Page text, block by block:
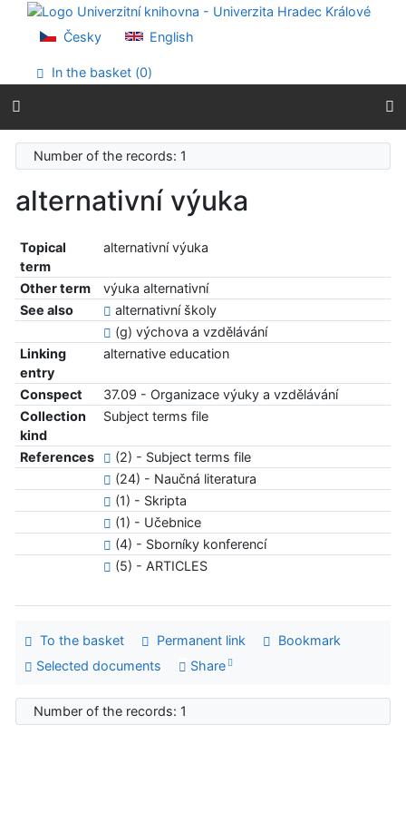
Go to content
Go to menu
Accessibility declaration
Česky English
In the basket (0)
Number of the records: 1
alternativní výuka
Topical
term
alternativní výuka
Other term
výuka alternativní
See also
alternativní školy
(g) výchova a vzdělávání
Linking
entry
alternative education
Conspect
37.09 - Organizace výuky a vzdělávání
Collection
kind
Subject terms file
References
(2) - Subject terms file
(24) - Naučná literatura
(1) - Skripta
(1) - Učebnice
(4) - Sborníky konferencí
(5) - ARTICLES
To the basket Permanent link
Bookmark
Selected documents
Share
Number of the records: 1